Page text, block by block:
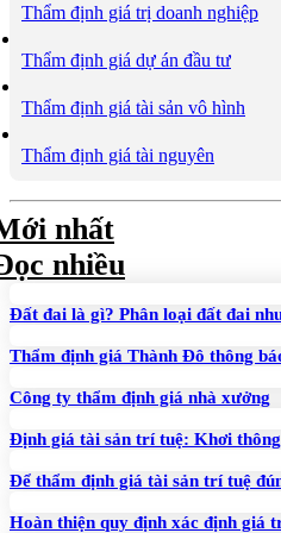
Thẩm định giá trị doanh nghiệp
Thẩm định giá dự án đầu tư
Thẩm định giá tài sản vô hình
Thẩm định giá tài nguyên
nhất
nhiều
Đất đai là gì? Phân loại đất đai
Thẩm định giá Thành Đô thông
Công ty thẩm định giá nhà xưởng
Định giá tài sản trí tuệ: Khơi
Để thẩm định giá tài sản trí tuệ
Hoàn thiện quy định xác định giá